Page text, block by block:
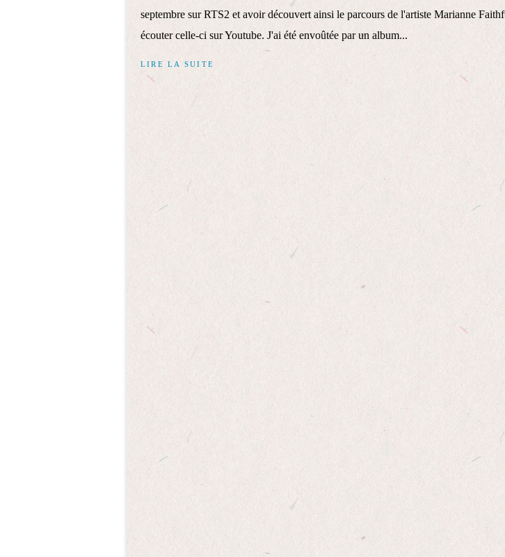
septembre sur RTS2 et avoir découvert ainsi le parcours de l'artiste Marianne
écouter celle-ci sur Youtube. J'ai été envoûtée par un album...
LIRE LA SUITE